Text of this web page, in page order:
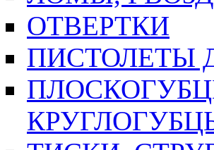
ОТВЕРТКИ
ПИСТОЛЕТЫ